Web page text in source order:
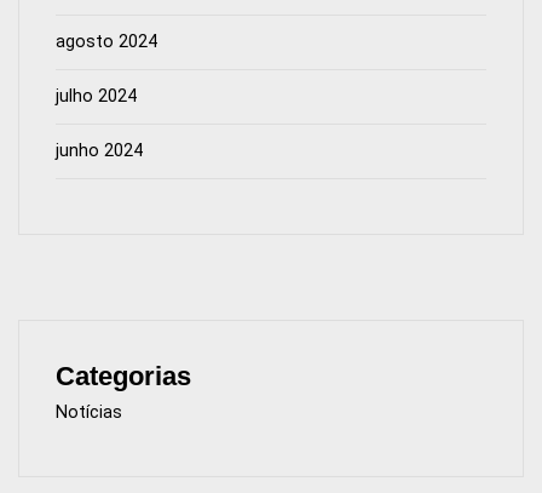
agosto 2024
julho 2024
junho 2024
Categorias
Notícias